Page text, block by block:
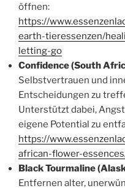
öffnen:
https://
earth-tieressenzen/
letting-go
Confidence (South
Selbstvertrauen und
Entscheidungen zu
Unterstützt dabei,
eigene Potential zu
https://
african-flower-
Black Tourmaline
Entfernen alter,